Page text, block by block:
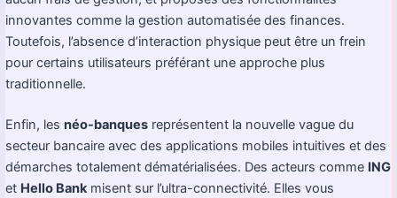
innovantes comme la gestion automatisée des finances.
Toutefois, l’absence d’interaction physique peut être un frein
pour certains utilisateurs préférant une approche plus
traditionnelle.
Enfin, les néo-banques représentent la nouvelle vague du
secteur bancaire avec des applications mobiles intuitives et des
démarches totalement dématérialisées. Des acteurs comme ING
et Hello Bankmisent sur l’ultra-connectivité. Elles vous